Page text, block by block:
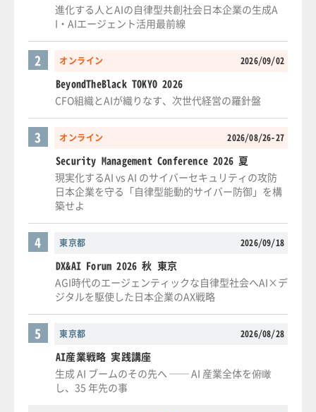
進化する人とAIの自律型共創社会日本企業の生成A
I・AIエージェント活用最前線
オンライン 2026/09/02
2
BeyondTheBlack TOKYO 2026
CFO組織とAIが織りなす、次世代経営の羅針盤
オンライン 2026/08/26-27
3
Security Management Conference 2026 夏
現実化するAI vs AI のサイバーセキュリティの攻防
日本企業を守る「自律型能動的サイバー防御」を構
築せよ
東京都 2026/09/18
4
DX&AI Forum 2026 秋 東京
AGI時代のエージェンティックな自律型社会へAI×デ
ジタルを駆使した日本企業のAX戦略
東京都 2026/08/28
5
AI産業戦略 実践講座
生成 AI ブームのその先へ ── AI 産業全体を俯瞰
し、35 年先の事